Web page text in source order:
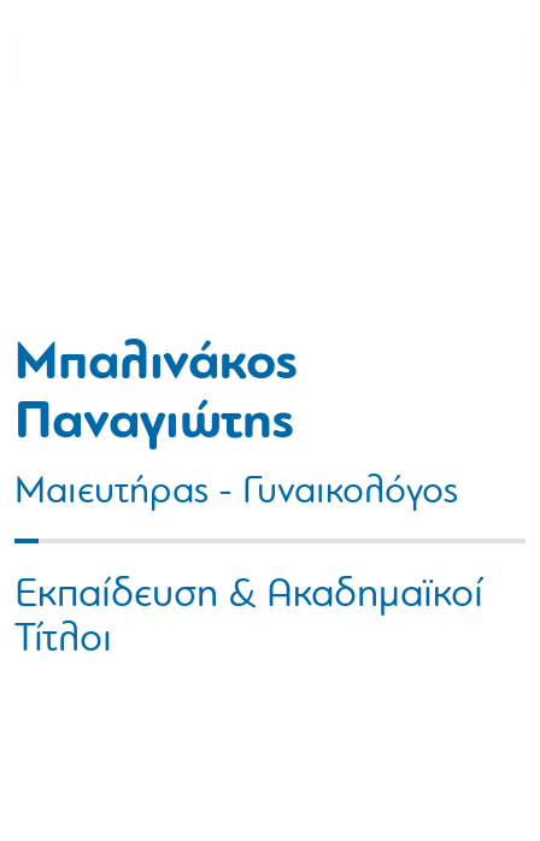
Μπαλινάκος
Παναγιώτης
Μαιευτήρας - Γυναικολόγος
Εκπαίδευση & Ακαδημαϊκοί
Τίτλοι